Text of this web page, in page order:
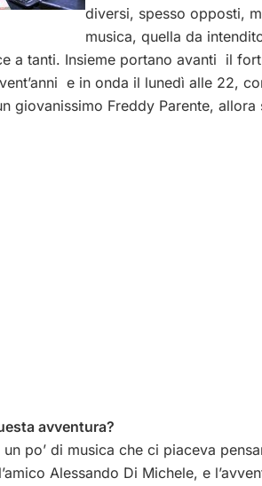
diversi, spesso opposti,
musica, quella da
a tanti. Insieme portano avanti il
e in onda il lunedì alle 22,
giovanissimo Freddy Parente, allora
avventura?
un po’ di musica che ci piaceva
Alessando Di Michele, e